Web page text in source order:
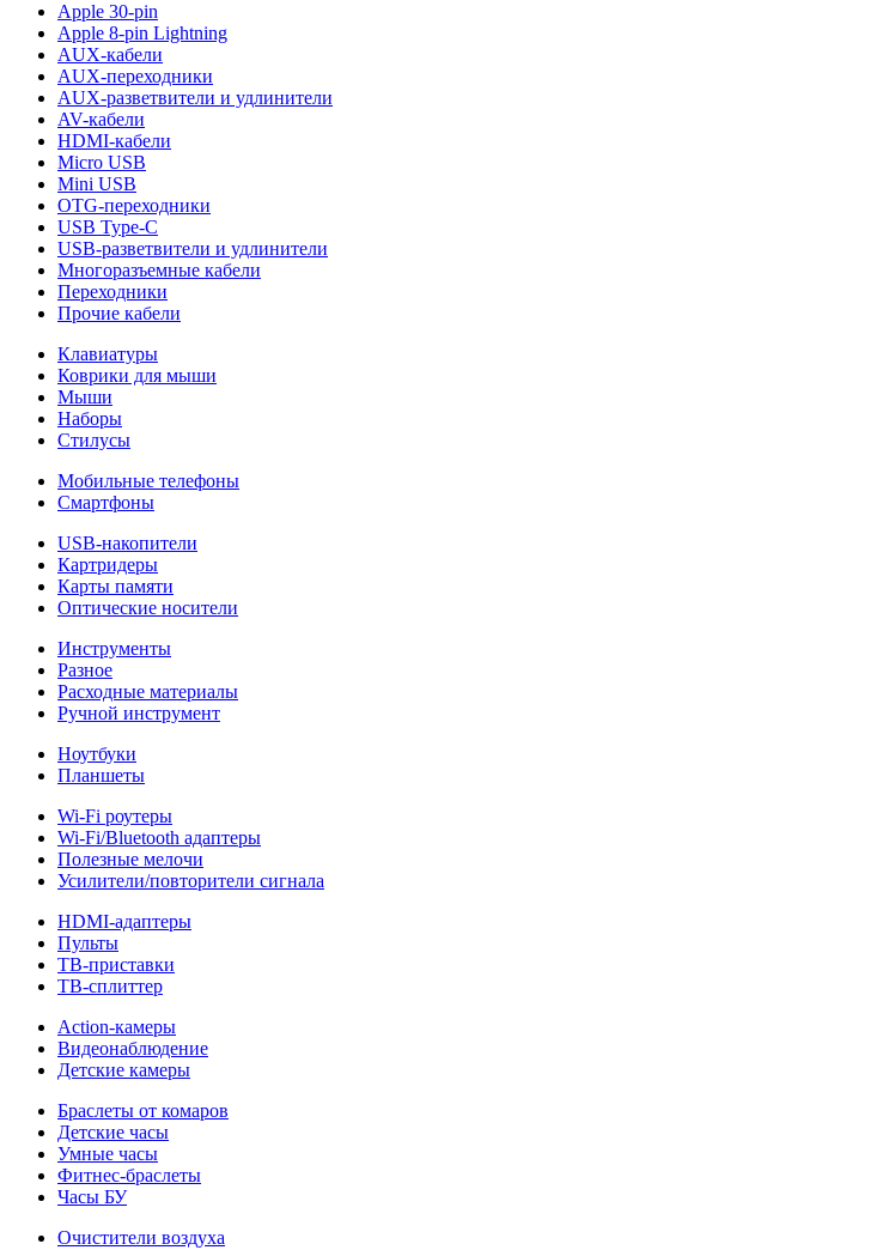
Apple 30-pin
Apple 8-pin Lightning
AUX-кабели
AUX-переходники
AUX-разветвители и удлинители
AV-кабели
HDMI-кабели
Micro USB
Mini USB
OTG-переходники
USB Type-C
USB-разветвители и удлинители
Многоразъемные кабели
Переходники
Прочие кабели
Клавиатуры
Коврики для мыши
Мыши
Наборы
Стилусы
Мобильные телефоны
Смартфоны
USB-накопители
Картридеры
Карты памяти
Оптические носители
Инструменты
Разное
Расходные материалы
Ручной инструмент
Ноутбуки
Планшеты
Wi-Fi роутеры
Wi-Fi/Bluetooth адаптеры
Полезные мелочи
Усилители/повторители сигнала
HDMI-адаптеры
Пульты
ТВ-приставки
ТВ-сплиттер
Action-камеры
Видеонаблюдение
Детские камеры
Браслеты от комаров
Детские часы
Умные часы
Фитнес-браслеты
Часы БУ
Очистители воздуха